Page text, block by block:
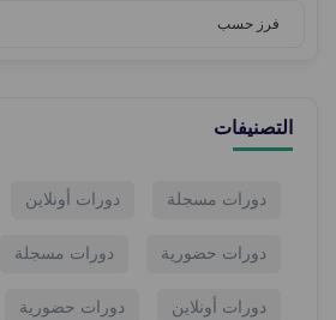
التصنيفات
دورات مسجلة دورات أونلاين
دورات حضورية دورات مسجلة
دورات أونلاين دورات حضورية